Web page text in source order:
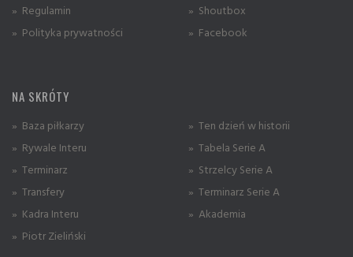
» Regulamin
» Polityka prywatności
» Shoutbox
» Facebook
NA SKRÓTY
» Baza piłkarzy
» Rywale Interu
» Terminarz
» Transfery
» Kadra Interu
» Piotr Zieliński
» Ten dzień w historii
» Tabela Serie A
» Strzelcy Serie A
» Terminarz Serie A
» Akademia